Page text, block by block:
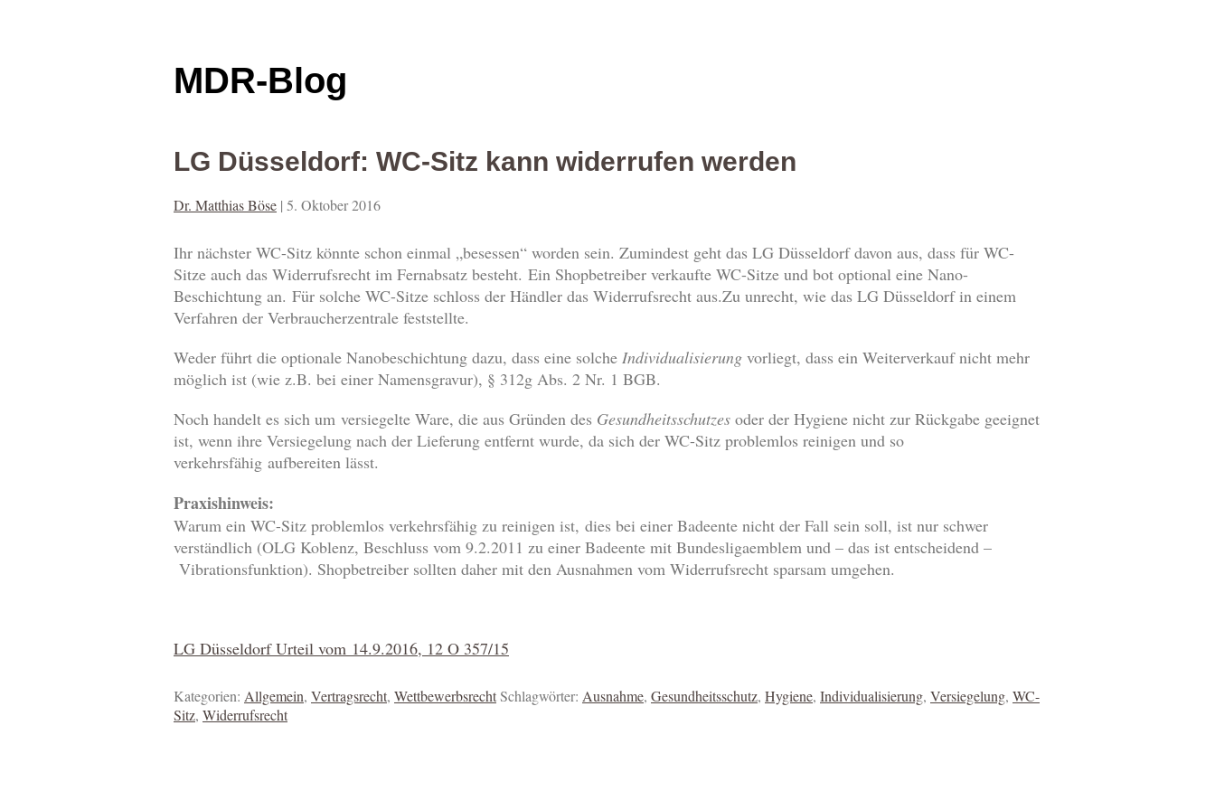
MDR-Blog
LG Düsseldorf: WC-Sitz kann widerrufen werden
Dr. Matthias Böse | 5. Oktober 2016
Ihr nächster WC-Sitz könnte schon einmal „besessen“ worden sein. Zumindest geht das LG Düsseldorf davon aus, dass für WC-
Sitze auch das Widerrufsrecht im Fernabsatz besteht. Ein Shopbetreiber verkaufte WC-Sitze und bot optional eine Nano-
Beschichtung an. Für solche WC-Sitze schloss der Händler das Widerrufsrecht aus.Zu unrecht, wie das LG Düsseldorf in einem
Verfahren der Verbraucherzentrale feststellte.
Weder führt die optionale Nanobeschichtung dazu, dass eine solche Individualisierung vorliegt, dass ein Weiterverkauf nicht mehr
möglich ist (wie z.B. bei einer Namensgravur), § 312g Abs. 2 Nr. 1 BGB.
Noch handelt es sich um versiegelte Ware, die aus Gründen des Gesundheitsschutzes oder der Hygiene nicht zur Rückgabe geeignet
ist, wenn ihre Versiegelung nach der Lieferung entfernt wurde, da sich der WC-Sitz problemlos reinigen und so
verkehrsfähig aufbereiten lässt.
Praxishinweis:
Warum ein WC-Sitz problemlos verkehrsfähig zu reinigen ist, dies bei einer Badeente nicht der Fall sein soll, ist nur schwer
verständlich (OLG Koblenz, Beschluss vom 9.2.2011 zu einer Badeente mit Bundesligaemblem und – das ist entscheidend –
Vibrationsfunktion). Shopbetreiber sollten daher mit den Ausnahmen vom Widerrufsrecht sparsam umgehen.
LG Düsseldorf Urteil vom 14.9.2016, 12 O 357/15
Kategorien: Allgemein, Vertragsrecht, WettbewerbsrechtSchlagwörter: Ausnahme, Gesundheitsschutz, Hygiene, Individualisierung, Versiegelung, WC-
Sitz, Widerrufsrecht